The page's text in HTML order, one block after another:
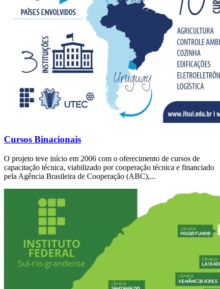
Cursos Binacionais
O projeto teve início em 2006 com o oferecimento de cursos de
capacitação técnica, viabilizado por cooperação técnica e financiado
pela Agência Brasileira de Cooperação (ABC),...